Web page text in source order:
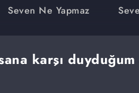
Seven Ne Yapmaz
karşı